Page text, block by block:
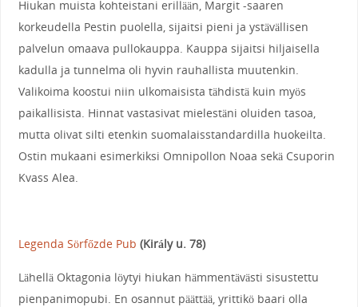
Hiukan muista kohteistani erillään, Margit -saaren
korkeudella Pestin puolella, sijaitsi pieni ja ystävällisen
palvelun omaava pullokauppa. Kauppa sijaitsi hiljaisella
kadulla ja tunnelma oli hyvin rauhallista muutenkin.
Valikoima koostui niin ulkomaisista tähdistä kuin myös
paikallisista. Hinnat vastasivat mielestäni oluiden tasoa,
mutta olivat silti etenkin suomalaisstandardilla huokeilta.
Ostin mukaani esimerkiksi Omnipollon Noaa sekä Csuporin
Kvass Alea.
Legenda Sörfőzde Pub (Király u. 78)
Lähellä Oktagonia löytyi hiukan hämmentävästi sisustettu
pienpanimopubi. En osannut päättää, yrittikö baari olla